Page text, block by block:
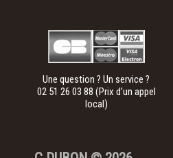
Une question ? Un service ?
02 51 26 03 88 (Prix d’un appel
local)